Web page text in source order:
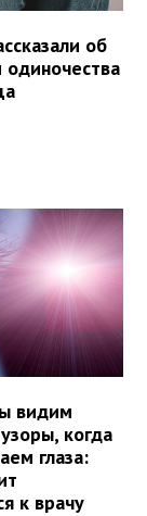
об
одиночества
видим
когда
глаза:
к врачу